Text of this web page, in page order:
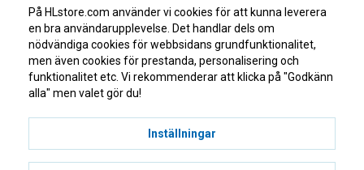
Highlights på Youtube
Highlights på Tiktok
På HLstore.com använder vi cookies för att kunna leverera
en bra användarupplevelse. Det handlar dels om
nödvändiga cookies för webbsidans grundfunktionalitet,
men även cookies för prestanda, personalisering och
funktionalitet etc. Vi rekommenderar att klicka på "Godkänn
alla" men valet gör du!
Inställningar